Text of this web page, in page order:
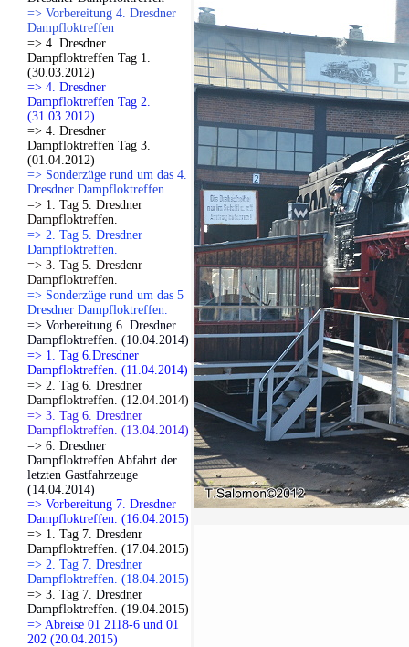
=> Vorbereitung 4. Dresdner
Dampfloktreffen
=> 4. Dresdner
Dampfloktreffen Tag 1.
(30.03.2012)
=> 4. Dresdner
Dampfloktreffen Tag 2.
(31.03.2012)
=> 4. Dresdner
Dampfloktreffen Tag 3.
(01.04.2012)
=> Sonderzüge rund um das 4.
Dresdner Dampfloktreffen.
=> 1. Tag 5. Dresdner
Dampfloktreffen.
=> 2. Tag 5. Dresdner
Dampfloktreffen.
=> 3. Tag 5. Dresdenr
Dampfloktreffen.
=> Sonderzüge rund um das 5
Dresdner Dampfloktreffen.
=> Vorbereitung 6. Dresdner
Dampfloktreffen. (10.04.2014)
=> 1. Tag 6.Dresdner
Dampfloktreffen. (11.04.2014)
=> 2. Tag 6. Dresdner
Dampfloktreffen. (12.04.2014)
=> 3. Tag 6. Dresdner
Dampfloktreffen. (13.04.2014)
=> 6. Dresdner
Dampfloktreffen Abfahrt der
letzten Gastfahrzeuge
(14.04.2014)
=> Vorbereitung 7. Dresdner
Dampfloktreffen. (16.04.2015)
=> 1. Tag 7. Dresdenr
Dampfloktreffen. (17.04.2015)
=> 2. Tag 7. Dresdner
Dampfloktreffen. (18.04.2015)
=> 3. Tag 7. Dresdner
Dampfloktreffen. (19.04.2015)
=> Abreise 01 2118-6 und 01
202 (20.04.2015)